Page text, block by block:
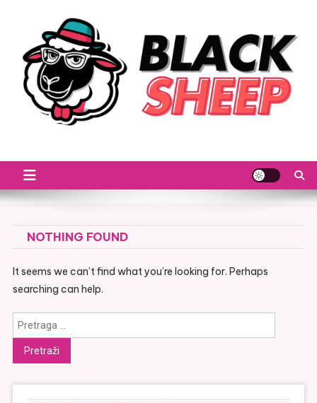
content
NOTHING FOUND
It seems we can’t find what you’re looking for. Perhaps
searching can help.
Pretraga
za: